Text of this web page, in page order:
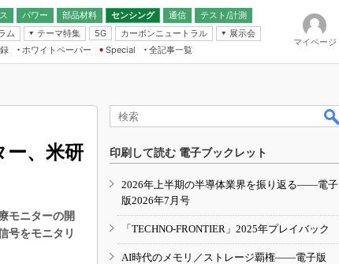
パワー 部品材料 センシング
通信
無線
テスト/計測
ム
テーマ特集
5G カーボンニュートラル
展示会
IoT・エッジコンピューティング
EXPO
TECHNO-FRONTIER
人とくるま展
ホワイトペーパー
Special
全記事一覧
マイページ
ー、米研
モニターの開
号をモニタリ
印刷して読む 電子ブックレット
2026年上半期の半導体業界を振り返る――電子
版2026年7月号
「TECHNO-FRONTIER」2025年プレイバック
AI時代のメモリ／ストレージ覇権――電子版